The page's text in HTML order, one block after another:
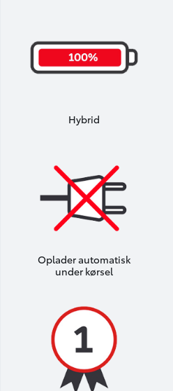
Hybrid
Oplader automatisk
under kørsel